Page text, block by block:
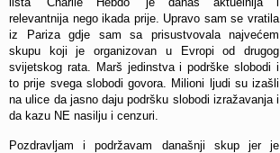
relevantnija nego ikada prije. Upravo sam se vratila
iz Pariza gdje sam sa prisustvovala najvećem
skupu koji je organizovan u Evropi od drugog
svijetskog rata. Marš jedinstva i podrške slobodi i
to prije svega slobodi govora. Milioni ljudi su izašli
na ulice da jasno daju podršku slobodi izražavanja i
da kazu NE nasilju i cenzuri.
Pozdravljam i podržavam današnji skup jer je